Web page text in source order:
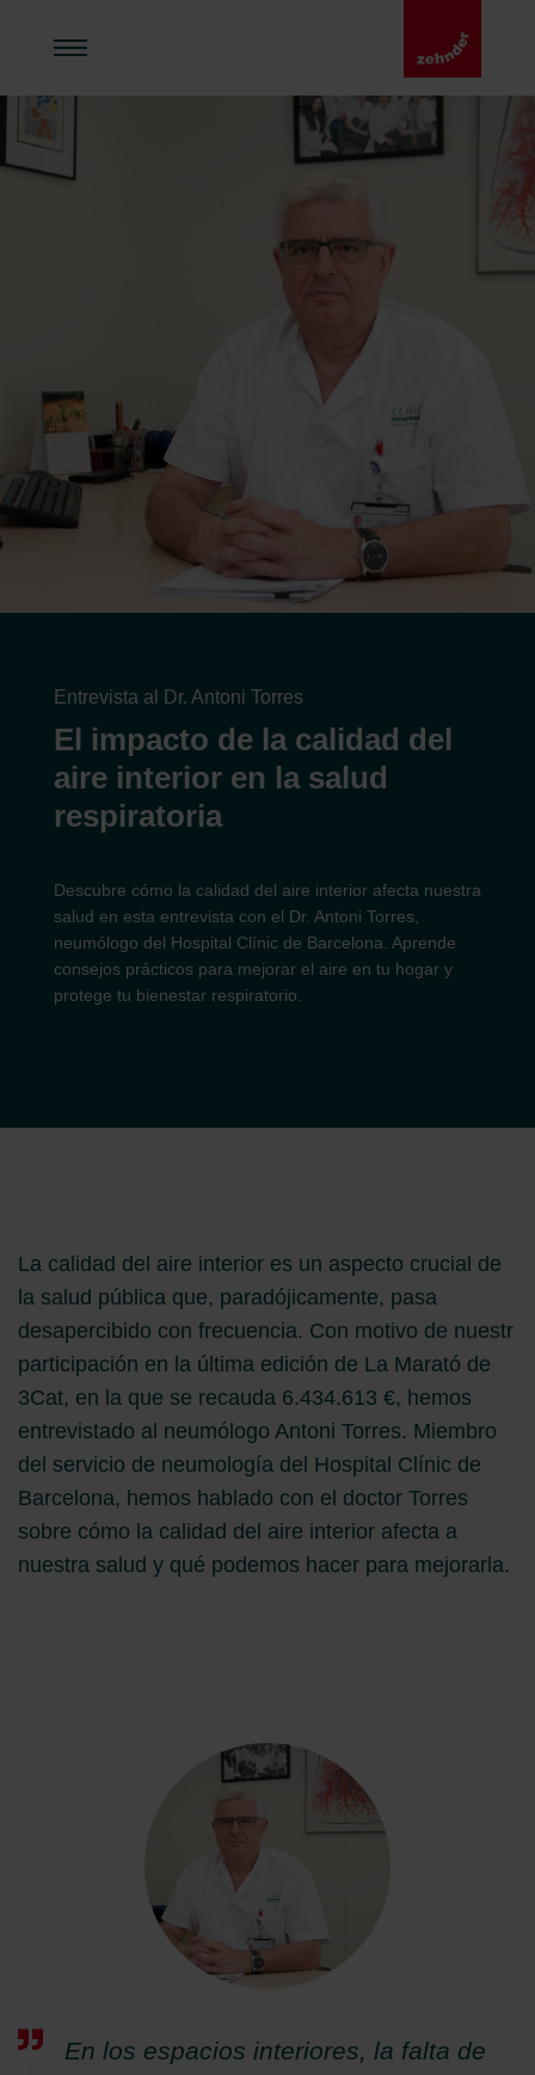
Entrevista al Dr. Antoni Torres
El impacto de la calidad del
aire interior en la salud
respiratoria
Descubre cómo la calidad del aire interior afecta nuestra
salud en esta entrevista con el Dr. Antoni Torres,
neumólogo del Hospital Clínic de Barcelona. Aprende
consejos prácticos para mejorar el aire en tu hogar y
protege tu bienestar respiratorio.
La calidad del aire interior es un aspecto crucial de
la salud pública que, paradójicamente, pasa
desapercibido con frecuencia. Con motivo de nuestr
participación en la última edición de La Marató de
3Cat, en la que se recauda 6.434.613 €, hemos
entrevistado al neumólogo Antoni Torres. Miembro
del servicio de neumología del Hospital Clínic de
Barcelona, hemos hablado con el doctor Torres
sobre cómo la calidad del aire interior afecta a
nuestra salud y qué podemos hacer para mejorarla.
En los espacios interiores, la falta de